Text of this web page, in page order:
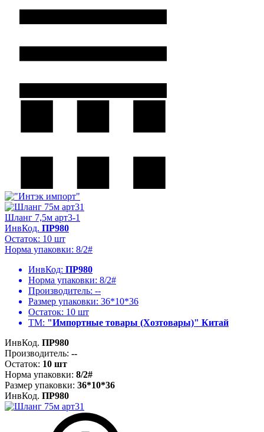
Шланг 7,5м арт3-1
ИнвКод. ПР980
Остаток: 10 шт
Норма упаковки: 8/2#
ИнвКод: ПР980
Норма упаковки: 8/2#
Производитель: --
Размер упаковки: 36*10*36
Остаток: 10 шт
ТМ: "Импортные товары (Хозтовары)" Китай
ИнвКод. ПР980
Производитель: --
Остаток: 10 шт
Норма упаковки: 8/2#
Размер упаковки: 36*10*36
ИнвКод. ПР980